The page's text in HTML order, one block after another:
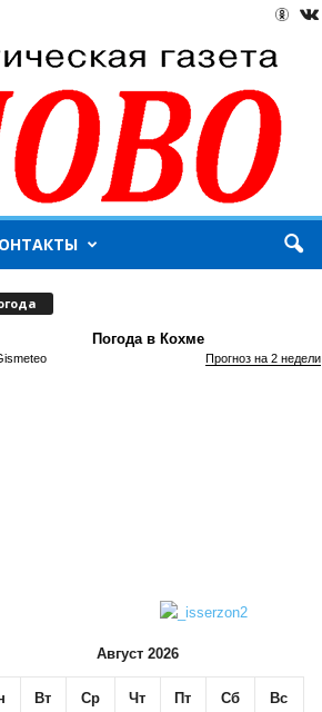
Погода в Кохме
Прогноз на 2 недели
Август 2026
Вт Ср Чт Пт Сб Вс